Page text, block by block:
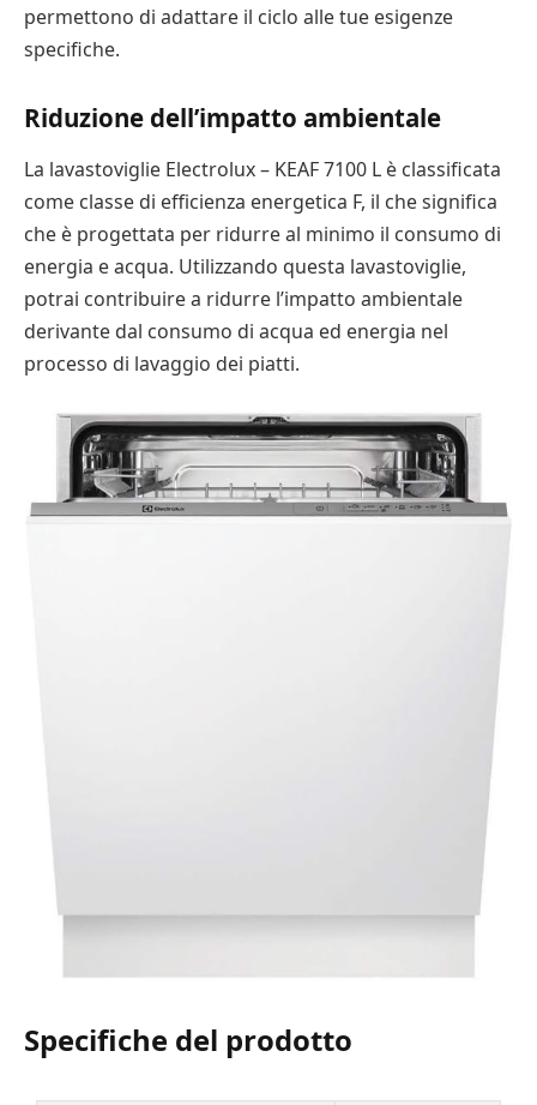
permettono di adattare il ciclo alle tue esigenze
specifiche.
Riduzione dell’impatto ambientale
La lavastoviglie Electrolux – KEAF 7100 L è classificata
come classe di efficienza energetica F, il che significa
che è progettata per ridurre al minimo il consumo di
energia e acqua. Utilizzando questa lavastoviglie,
potrai contribuire a ridurre l’impatto ambientale
derivante dal consumo di acqua ed energia nel
processo di lavaggio dei piatti.
Specifiche del prodotto